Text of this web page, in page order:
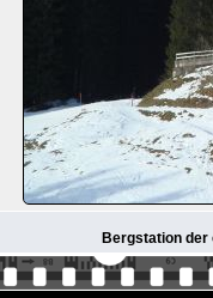
Bergstation der